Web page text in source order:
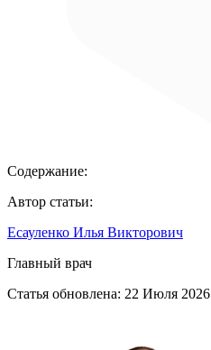
Содержание:
Автор статьи:
Есауленко Илья Викторович
Главный врач
Статья обновлена: 22 Июля 2026